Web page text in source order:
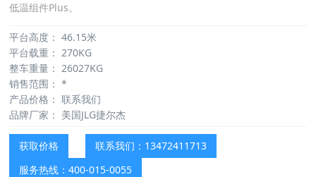
低温组件Plus。
平台高度： 46.15米
平台载重： 270KG
整车重量： 26027KG
销售范围： *
产品价格： 联系我们
品牌厂家： 美国JLG捷尔杰
获取价格
联系我们：13472411713
服务热线：400-015-0055